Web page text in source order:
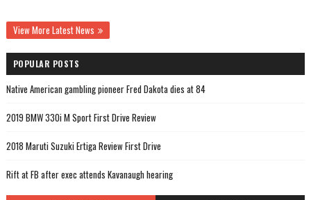
View More Latest News
POPULAR POSTS
Native American gambling pioneer Fred Dakota dies at 84
2019 BMW 330i M Sport First Drive Review
2018 Maruti Suzuki Ertiga Review First Drive
Rift at FB after exec attends Kavanaugh hearing